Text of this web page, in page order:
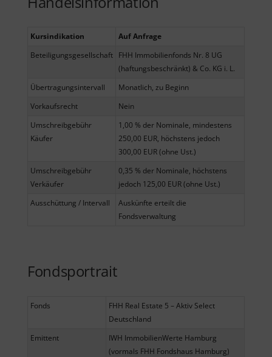
Kursindikation
Auf Anfrage
Beteiligungsgesellschaft FHH Immobilienfonds Nr. 8 UG
(haftungsbeschränkt) & Co. KG i. L.
Übertragungsintervall
Monatlich, zu Beginn
Vorkaufsrecht
Nein
Umschreibgebühr
Käufer
1,00 % der Nominale, mindestens
250,00 EUR, höchstens jedoch
300,00 EUR (ohne Ust.)
Umschreibgebühr
Verkäufer
0,35 % der Nominale, höchstens
jedoch 125,00 EUR (ohne Ust.)
Ausschüttung / Intervall
Auskünfte erteilt die
Fondsverwaltung
Fondsportrait
Fonds
FHH Real Estate 5 – Aktiv Select
Deutschland
Emittent
IWH ImmobilienWerte Hamburg
(vormals FHH Fondshaus Hamburg)